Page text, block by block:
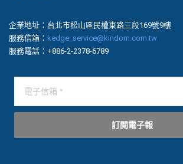
企業地址：台北市松山區民權東路三段169號9樓
服務信箱： kedge_service@kindom.com.tw
服務電話：+886-2-2378-6789
訂閱電子報